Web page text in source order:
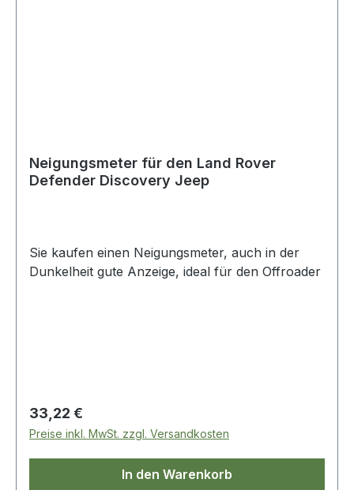
Neigungsmeter für den Land Rover
Defender Discovery Jeep
Sie kaufen einen Neigungsmeter, auch in der
Dunkelheit gute Anzeige, ideal für den Offroader
Regulärer Preis:
33,22 €
Preise inkl. MwSt. zzgl. Versandkosten
In den Warenkorb